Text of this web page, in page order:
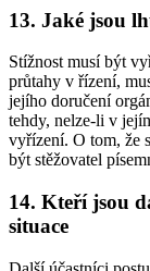
13. Jaké jsou
Stížnost musí být
průtahy v řízení,
jejího doručení
tehdy, nelze-li v
vyřízení. O tom, že
být stěžovatel
14. Kteří jsou
situace